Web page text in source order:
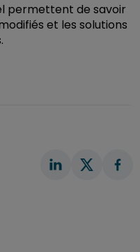
permettent de savoir
et les solutions